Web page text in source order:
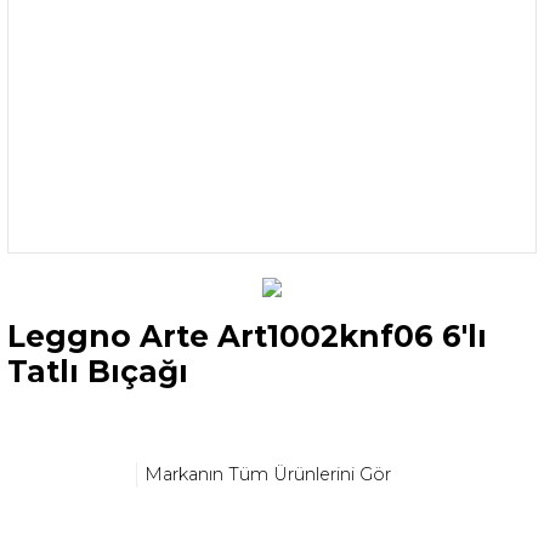
Leggno Arte Art1002knf06 6'lı
Tatlı Bıçağı
Markanın Tüm Ürünlerini Gör